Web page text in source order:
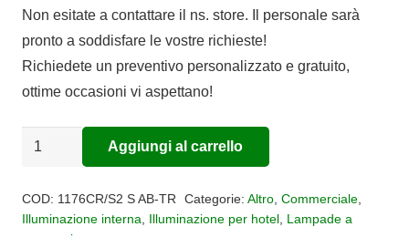
originale
era:
€350,00.
attuale
è:
€287,00.
Non esitate a contattare il ns. store. Il personale sarà
pronto a soddisfare le vostre richieste!
Richiedete un preventivo personalizzato e gratuito,
ottime occasioni vi aspettano!
Sospensione
regolabile
luci
Aggiungi al carrello
COD: 1176CR/S2 S AB-TR Categorie: Altro, Commerciale,
Illuminazione interna, Illuminazione per hotel, Lampade a